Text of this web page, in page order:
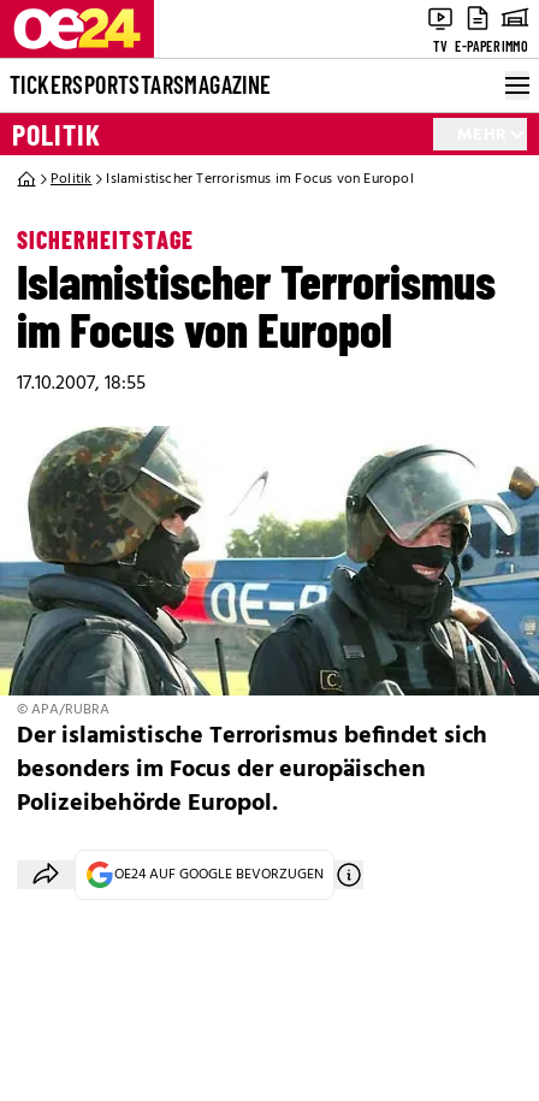
TV E-PAPERIMMO
TICKERSPORTSTARSMAGAZINE
POLITIK
Politik Islamistischer Terrorismus im Focus von Europol
SICHERHEITSTAGE
Islamistischer Terrorismus
im Focus von Europol
17.10.2007, 18:55
© APA/RUBRA
Der islamistische Terrorismus befindet sich
besonders im Focus der europäischen
Polizeibehörde Europol.
OE24 AUF GOOGLE BEVORZUGEN